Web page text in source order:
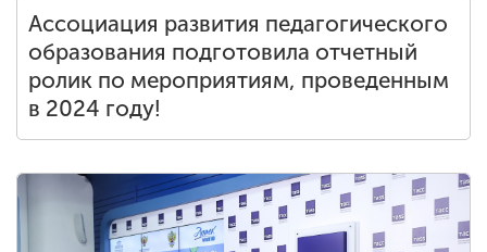
Абитуриенту
Наука
Ассоциация развития педагогического
образования подготовила отчетный
ролик по мероприятиям, проведенным
в 2024 году!